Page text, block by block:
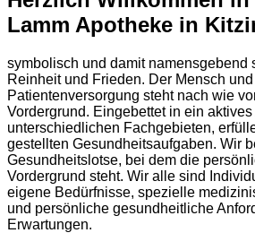
Lamm Apotheke in
symbolisch und damit namensgebend
Reinheit und Frieden. Der Mensch
Patientenversorgung steht nach wie
Vordergrund. Eingebettet in ein
unterschiedlichen Fachgebieten,
gestellten Gesundheitsaufgaben. Wir
Gesundheitslotse, bei dem die
Vordergrund steht. Wir alle sind
eigene Bedürfnisse, spezielle
und persönliche gesundheitliche
Erwartungen.